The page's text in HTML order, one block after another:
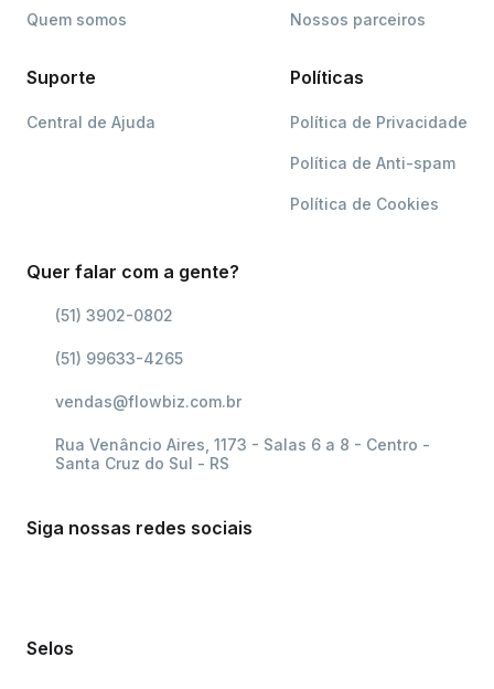
Quem somos Nossos parceiros
Suporte
Central de Ajuda
Políticas
Política de Privacidade
Política de Anti-spam
Política de Cookies
Quer falar com a gente?
(51) 3902-0802
(51) 99633-4265
vendas@flowbiz.com.br
Rua Venâncio Aires, 1173 - Salas 6 a 8 - Centro -
Santa Cruz do Sul - RS
Siga nossas redes sociais
Selos